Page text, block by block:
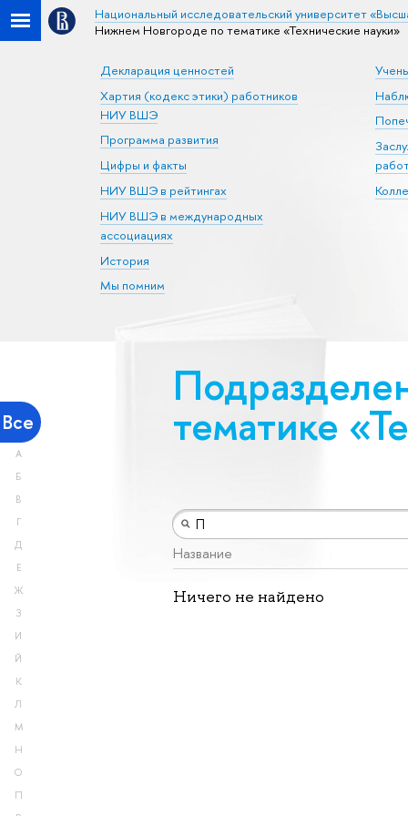
Национальный исследовательский университет
Нижнем Новгороде по тематике «Тех­ничес­кие науки»
Декларация ценностей
Хартия (кодекс этики) работников
НИУ ВШЭ
Программа развития
Цифры и факты
НИУ ВШЭ в рейтингах
НИУ ВШЭ в международных
ассоциациях
История
Мы помним
Все
А
Б
В
Г
Д
Е
Ж
З
И
Й
К
Л
М
Н
О
П
тематике
Название
Ничего не найдено